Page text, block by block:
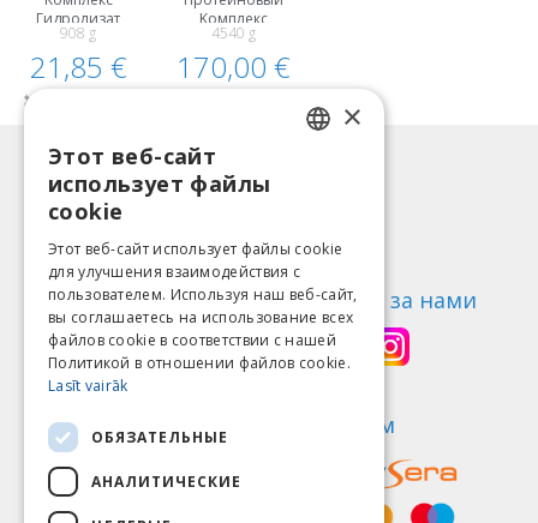
Гидролизат
Сывороточного
Белка , WPH
908 g
21,85 €
Kомплекс
Гидролизат
Сывороточного
Белка , WPH
4540 g
170,00 €
Информация
Возврат товара
О нас
Контакты
Правила пользования
Политика конфиденциальности
Следи за нами
Найди нас Мы принимаем
LITHUANIAN
ESTONIAN
RUSSIAN
×
Этот веб-сайт
использует файлы
cookie
Этот веб-сайт использует файлы cookie
для улучшения взаимодействия с
пользователем. Используя наш веб-сайт,
вы соглашаетесь на использование всех
файлов cookie в соответствии с нашей
Политикой в ​​отношении файлов cookie.
Lasīt vairāk
ОБЯЗАТЕЛЬНЫЕ
АНАЛИТИЧЕСКИЕ